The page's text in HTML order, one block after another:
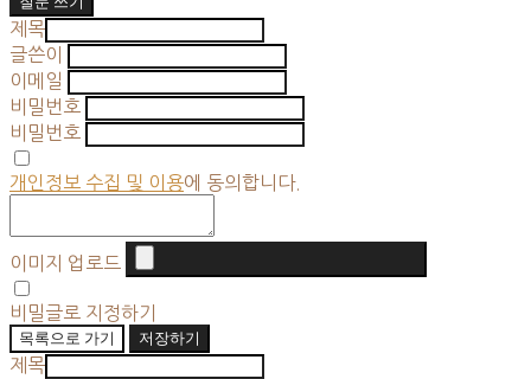
제목
글쓴이
이메일
비밀번호
비밀번호
개인정보 수집 및 이용에 동의합니다.
이미지 업로드
비밀글로 지정하기
목록으로 가기
저장하기
제목